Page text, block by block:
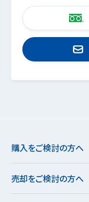
購入をご検討の方へ
売却をご検討の方へ